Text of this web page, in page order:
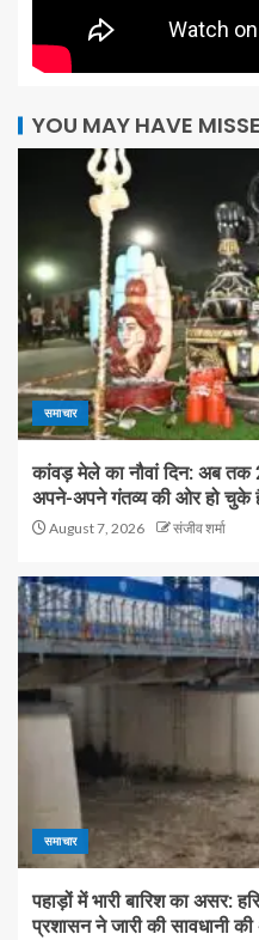
YOU MAY HAVE
समाचार
कांवड़ मेले का नौवां दिन: अब
अपने-अपने गंतव्य की ओर हो चुके हैं
August 7, 2026 संजीव शर्मा
समाचार
पहाड़ों में भारी बारिश का असर:
प्रशासन ने जारी की सावधानी